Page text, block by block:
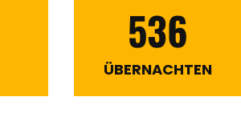
536
ÜBERNACHTEN